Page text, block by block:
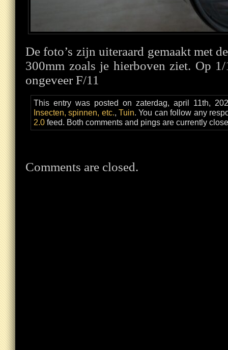
De foto’s zijn uiteraard gemaakt met
300mm zoals je hierboven ziet. Op
ongeveer F/11
This entry was posted on zaterdag, april 11th,
Insecten, spinnen, etc.,Tuin. You can follow any
2.0 feed. Both comments and pings are currently
Comments are closed.